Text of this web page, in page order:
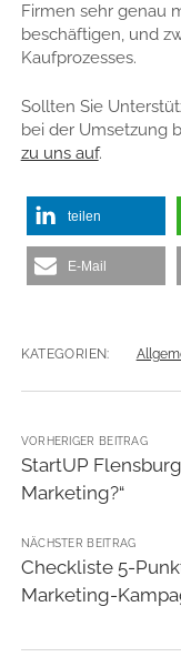
Firmen sehr genau
beschäftigen, und
Kaufprozesses.
Sollten Sie
bei der Umsetzung
zu uns auf.
teilen
E-Mail
KATEGORIEN:
VORHERIGER BEITRAG
StartUP
Marketing?“
NÄCHSTER BEITRAG
Checkliste 5-
Marketing-